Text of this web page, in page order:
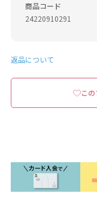
商品コード
24220910291
返品について
こ